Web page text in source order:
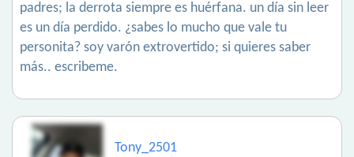
padres; la derrota siempre es huérfana. un día sin leer
es un día perdido. ¿sabes lo mucho que vale tu
personita? soy varón extrovertido; si quieres saber
más.. escribeme.
Tony_2501